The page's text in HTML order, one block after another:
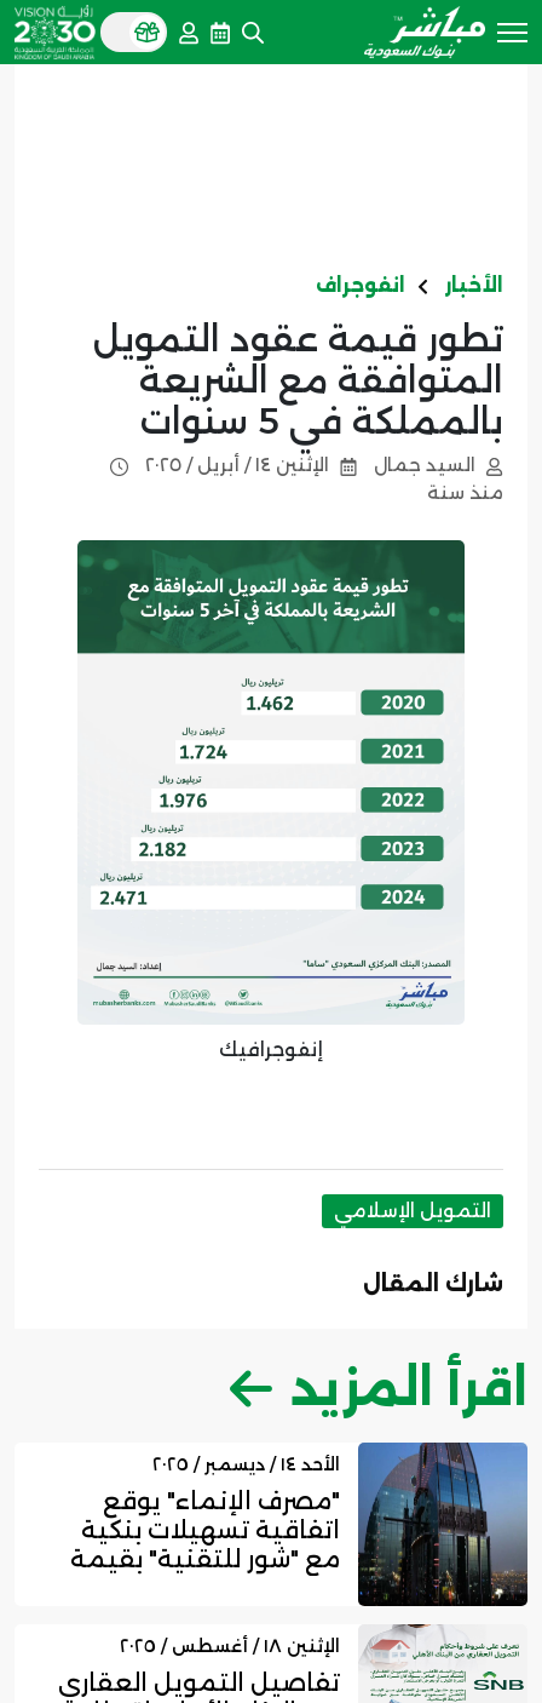
الأخبار انفوجراف
تطور قيمة عقود التمويل
المتوافقة مع الشريعة
بالمملكة في 5 سنوات
السيد جمال
الإثنين ١٤ / أبريل / ٢٠٢٥
منذ سنة
إنفوجرافيك
التمويل الإسلامي
شارك المقال
اقرأ المزيد
الأحد ١٤ / ديسمبر / ٢٠٢٥
"مصرف الإنماء" يوقع
اتفاقية تسهيلات بنكية
مع "شور للتقنية" بقيمة
الإثنين ١٨ / أغسطس / ٢٠٢٥
تفاصيل التمويل العقاري